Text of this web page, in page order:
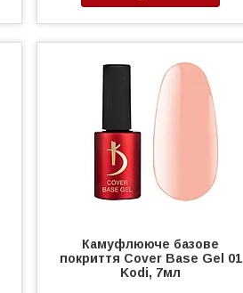
Камуфлююче базове
покриття Cover Base Gel 01
Kodi, 7мл